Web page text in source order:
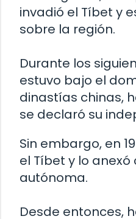
invadió el Tíbet y
sobre la región.
Durante los
estuvo bajo el
dinastías chinas,
se declaró su
Sin embargo, en
el Tíbet y lo
autónoma.
Desde entonces,